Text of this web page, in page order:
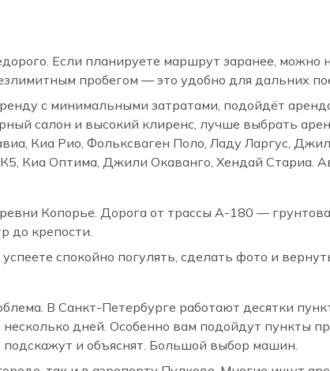
Если планируете маршрут заранее,
пробегом — это удобно для дальних
с минимальными затратами, подойдёт
салон и высокий клиренс, лучше выбрать
Киа Рио, Фольксваген Поло, Ладу Ларгус,
Киа Оптима, Джили Окаванго, Хендай Стариа.
Копорье. Дорога от трассы А-180 —
до крепости.
спокойно погулять, сделать фото и
В Санкт-Петербурге работают десятки
несколько дней. Особенно вам подойдут пункты
и объяснят. Большой выбор машин.